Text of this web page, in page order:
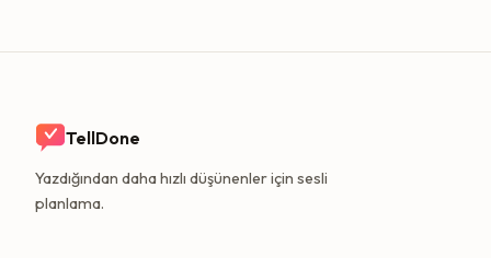
TellDone
Yazdığından daha hızlı düşünenler için sesli
planlama.